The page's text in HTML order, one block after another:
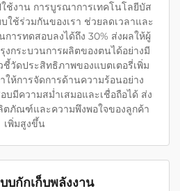
ใช้งาน การบูรณาการเทคโนโลยีบัส
ใช้ร่วมกันของเรา ช่วยลดเวลาและ
ารทดสอบลงได้ถึง 30% ส่งผลให้ผู้
กระบวนการผลิตของตนได้อย่างมี
วัดประสิทธิภาพของแบตเตอรี่เพิ่ม
ให้การจัดการด้านความร้อนอย่าง
บมีความสม่ำเสมอและเชื่อถือได้ ส่ง
ภัณฑ์และความพึงพอใจของลูกค้า
เพิ่มสูงขึ้น
บกักเก็บพลังงาน